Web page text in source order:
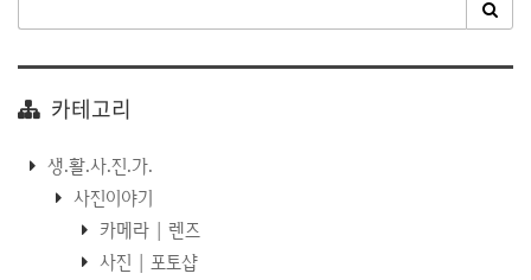
카테고리
생.활.사.진.가.
사진이야기
카메라 | 렌즈
사진 | 포토샵